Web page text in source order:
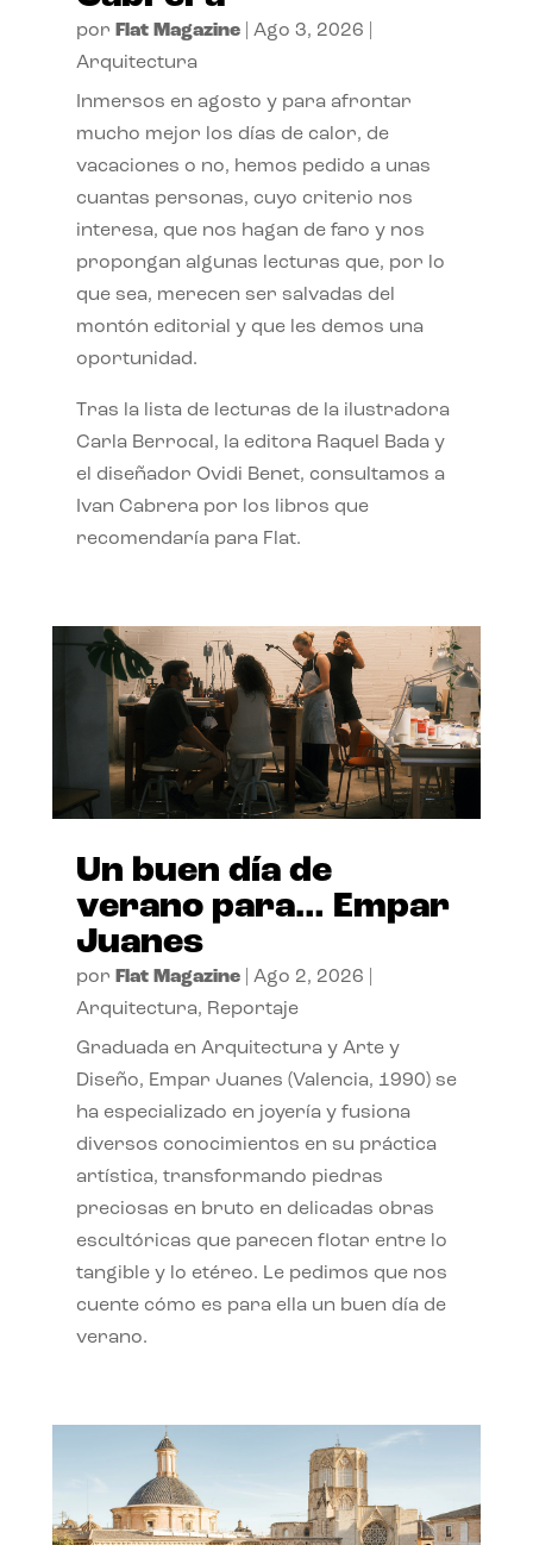
por Flat Magazine| Ago 3, 2026
Arquitectura
Inmersos en agosto y para afrontar
mucho mejor los días de calor, de
vacaciones o no, hemos pedido a unas
cuantas personas, cuyo criterio nos
interesa, que nos hagan de faro y nos
propongan algunas lecturas que, por lo
que sea, merecen ser salvadas del
montón editorial y que les demos una
oportunidad.
Tras la lista de lecturas de la ilustradora
Carla Berrocal, la editora Raquel Bada y
el diseñador Ovidi Benet, consultamos a
Ivan Cabrera por los libros que
recomendaría para Flat.
Un buen día de
verano para… Empar
Juanes
por Flat Magazine| Ago 2, 2026
Arquitectura, Reportaje
Graduada en Arquitectura y Arte y
Diseño, Empar Juanes (Valencia, 1990) se
ha especializado en joyería y fusiona
diversos conocimientos en su práctica
artística, transformando piedras
preciosas en bruto en delicadas obras
escultóricas que parecen flotar entre lo
tangible y lo etéreo. Le pedimos que nos
cuente cómo es para ella un buen día de
verano.